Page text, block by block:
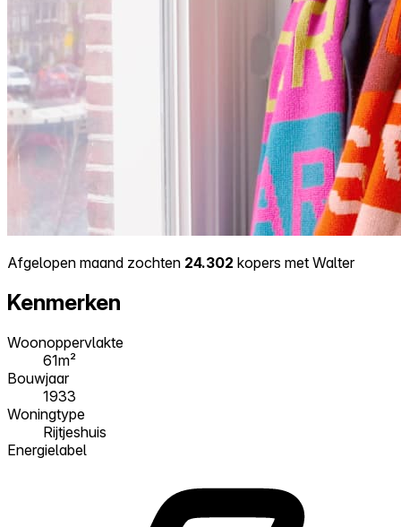
Afgelopen maand zochten 24.302 kopers met Walter
Kenmerken
Woonoppervlakte
61m²
Bouwjaar
1933
Woningtype
Rijtjeshuis
Energielabel